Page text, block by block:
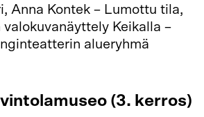
Anna Kontek – Lumottu tila,
valokuvanäyttely Keikalla –
alueryhmä
(3. kerros)